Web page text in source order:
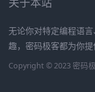
无论你对特定编程语
趣，密码极客都为你提
Copyright © 2023 密码